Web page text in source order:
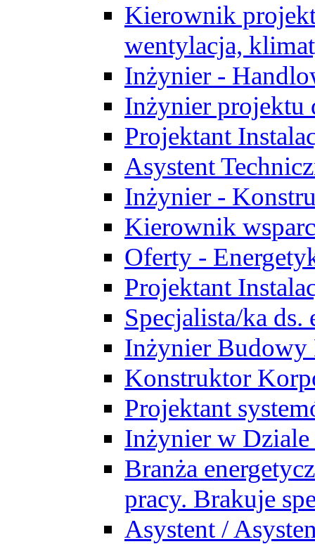
Kierownik
wentylacja,
Inżynier -
Inżynier projektu
Projektant
Asystent
Inżynier -
Kierownik
Oferty -
Projektant
Specjalista/ka
Inżynier
Konstruktor
Projektant
Inżynier w
Branża
pracy. Brakuje
Asystent /